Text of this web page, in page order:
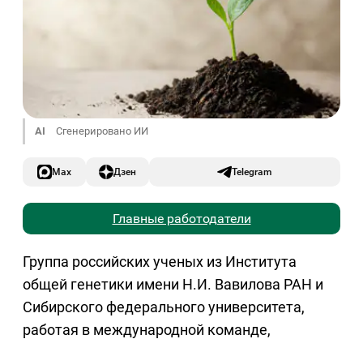
AI Сгенерировано ИИ
Max Дзен Telegram
Главные работодатели
Группа российских ученых из Института
общей генетики имени Н.И. Вавилова РАН и
Сибирского федерального университета,
работая в международной команде,